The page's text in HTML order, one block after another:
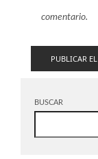
comentario.
BUSCAR